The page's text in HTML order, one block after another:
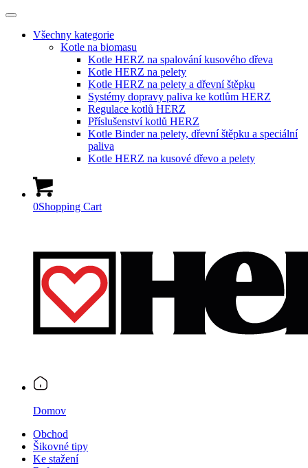
Všechny kategorie
Kotle na biomasu
Kotle HERZ na spalování kusového dřeva
Kotle HERZ na pelety
Kotle HERZ na pelety a dřevní štěpku
Systémy dopravy paliva ke kotlům HERZ
Regulace kotlů HERZ
Příslušenství kotlů HERZ
Kotle Binder na pelety, dřevní štěpku a speciální
paliva
Kotle HERZ na kusové dřevo a pelety
0Shopping Cart
Domov
Obchod
Šikovné tipy
Ke stažení